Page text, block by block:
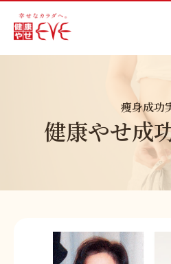
痩身成功
健康やせ成